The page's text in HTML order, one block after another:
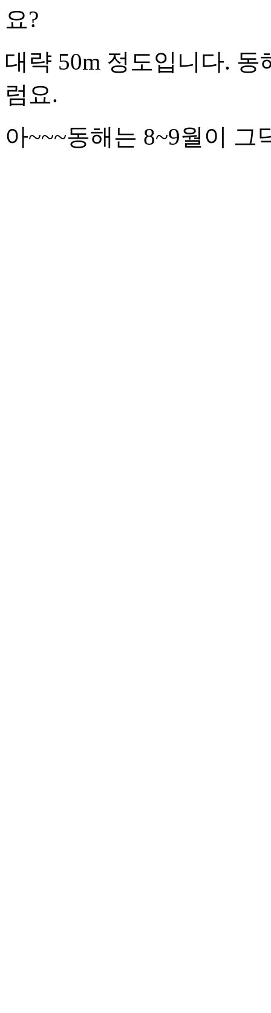
요?
대략 50m 정도입니다.
럼요.
아~~~동해는 8~9월이 그